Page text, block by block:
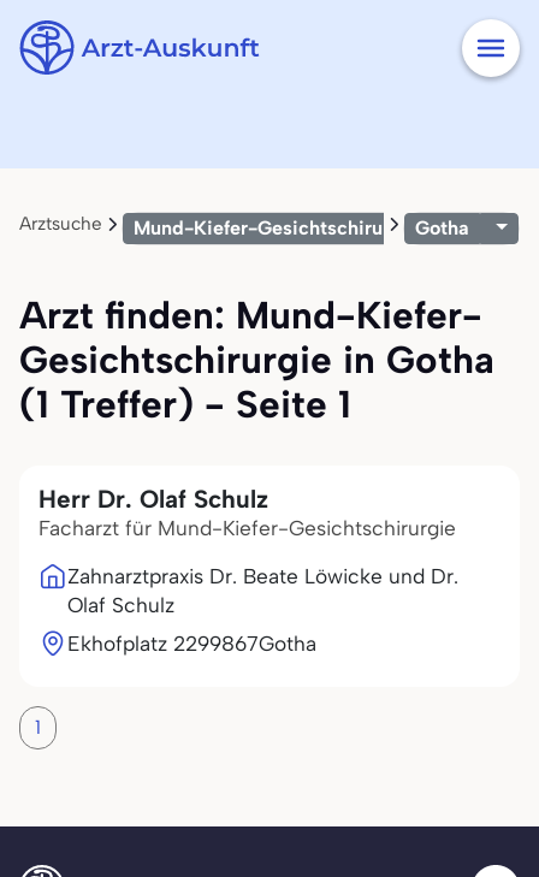
Arztsuche Mund-Kiefer-GesichtschirurgieGotha
Arzt finden: Mund-Kiefer-
Gesichtschirurgie in Gotha
(1 Treffer) - Seite 1
Herr Dr. Olaf Schulz
Facharzt für Mund-Kiefer-Gesichtschirurgie
Zahnarztpraxis Dr. Beate Löwicke und Dr.
Olaf Schulz
Ekhofplatz 2299867Gotha
1